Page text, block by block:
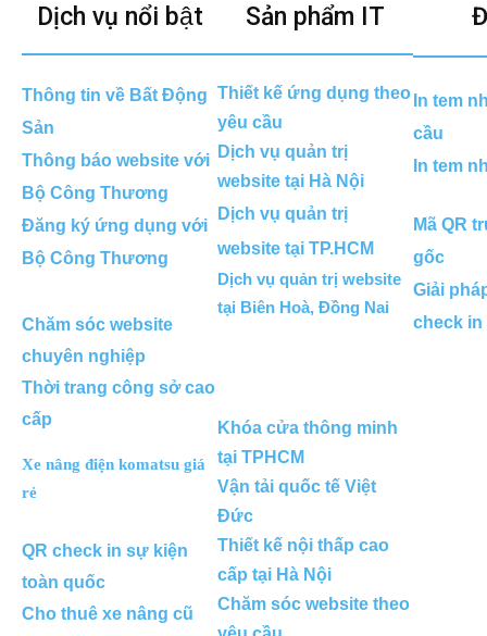
Dịch vụ nổi bật
Thông tin về Bất Động
Sản
Thông báo website với
Bộ Công Thương
Đăng ký ứng dụng với
Bộ Công Thương
Chăm sóc website
chuyên nghiệp
Thời trang công sở cao
cấp
Xe nâng điện komatsu giá
rẻ
QR check in sự kiện
toàn quốc
Cho thuê xe nâng cũ
Sản phẩm IT
Thiết kế ứng dụng theo
yêu cầu
Dịch vụ quản trị
website tại Hà Nội
Dịch vụ quản trị
website tại TP.HCM
Dịch vụ quản trị website
tại Biên Hoà, Đồng Nai
Khóa cửa thông minh
tại TPHCM
Vận tải quốc tế Việt
Đức
Thiết kế nội thấp cao
cấp tại Hà Nội
Chăm sóc website theo
In tem
cầu
In tem
Mã QR
gốc
Giải
check